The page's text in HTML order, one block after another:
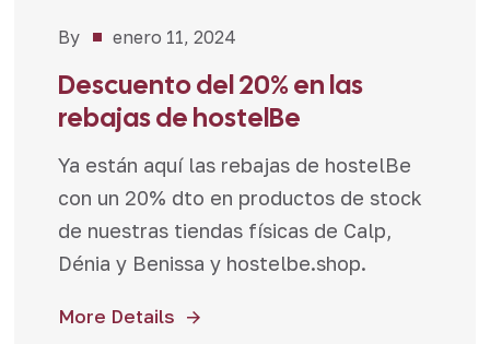
Novedades,
By enero 11, 2024
Descuento del 20% en las
rebajas de hostelBe
Ya están aquí las rebajas de hostelBe
con un 20% dto en productos de stock
de nuestras tiendas físicas de Calp,
Dénia y Benissa y hostelbe.shop.
More Details